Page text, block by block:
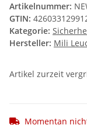
Artikelnummer:
GTIN:
Kategorie:
Hersteller: Mili
Artikel zurzeit
Momentan